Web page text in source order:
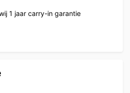
1 jaar carry-in garantie